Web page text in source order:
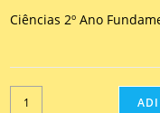
Ciências 2º Ano